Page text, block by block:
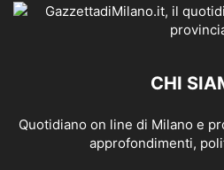
CHI
Quotidiano on line di Milano e
approfondimenti,